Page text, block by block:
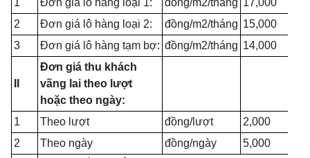
1 Đơn giá lô hàng loại 1: đồng/m2/tháng 17,000
2
Đơn giá lô hàng loại 2: đồng/m2/tháng 15,000
3
Đơn giá lô hàng tạm bợ: đồng/m2/tháng 14,000
Đơn giá thu khách
vãng lai theo lượt
hoặc theo ngày:
1
Theo lượt đồng/lượt
2,000
2
Theo ngày đồng/ngày
5,000